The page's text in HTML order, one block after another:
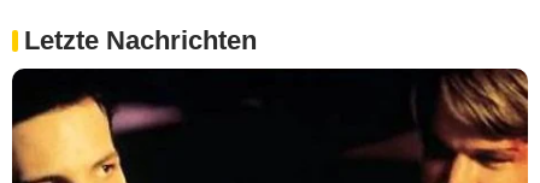
Letzte Nachrichten